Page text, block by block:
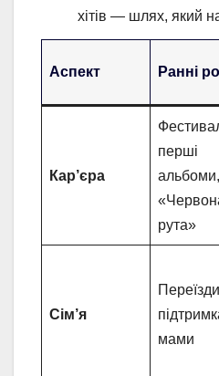
хітів — шлях, який
Аспект Ранні
Кар’єра
перші
альбоми,
рута»
Сім’я
мами